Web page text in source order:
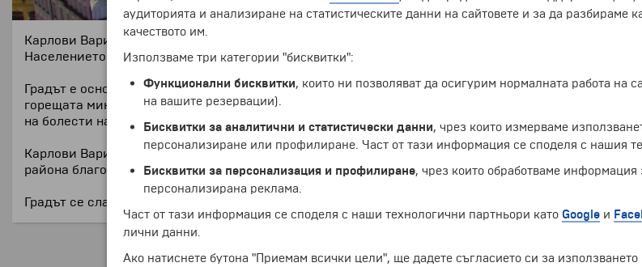
Карлови Вари е курортен и фестивален град в северозападна Чехия, център на Карловския
Населението е около 50 000 души.
Градът е основан през XIV в. и бързо се е прочул със своите минерални извори. Днес тук се
горещата минерална вода, която има лечебен ефект за редица заболявания. Богатата на
на болести на храносмилателния тракт, червата, жлъчката и спомага за понижаване нивото на
Карлови Вари е изключително красив и живописен град, намиращ се на 375-645 м. надморска
района благоприятстват развитието на стъкларската и порцелановата промишленост.
Градът се слави и със своя билков ликьор Бехеровка.
аудиторията и анализиране на статистическите данни на сайтовете и за да разбираме
качеството им.
Използваме три категории "бисквитки":
Функционални бисквитки, които ни позволяват да осигурим нормалната работа
на вашите резервации).
Бисквитки за аналитични и статистически данни, чрез които измерваме
персонализиране или профилиране. Част от тази информация се споделя с нашия
Бисквитки за персонализация и профилиране, чрез които обработваме
персонализирана реклама.
Част от тази информация се споделя с наши технологични партньори като Google и
лични данни.
Ако натиснете бутона "Приемам всички цели", ще дадете съгласието си за